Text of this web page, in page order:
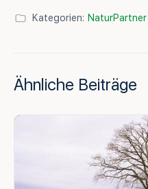
Kategorien: NaturPartner
Ähnliche Beiträge